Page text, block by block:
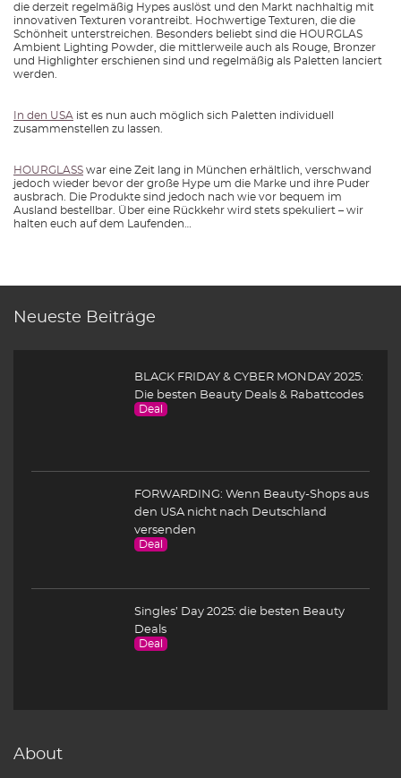
die derzeit regelmäßig Hypes auslöst und den Markt nachhaltig mit
innovativen Texturen vorantreibt. Hochwertige Texturen, die die
Schönheit unterstreichen. Besonders beliebt sind die HOURGLAS
Ambient Lighting Powder, die mittlerweile auch als Rouge, Bronzer
und Highlighter erschienen sind und regelmäßig als Paletten lanciert
werden.
In den USA ist es nun auch möglich sich Paletten individuell
zusammenstellen zu lassen.
HOURGLASS war eine Zeit lang in München erhältlich, verschwand
jedoch wieder bevor der große Hype um die Marke und ihre Puder
ausbrach. Die Produkte sind jedoch nach wie vor bequem im
Ausland bestellbar. Über eine Rückkehr wird stets spekuliert – wir
halten euch auf dem Laufenden…
Neueste Beiträge
BLACK FRIDAY & CYBER MONDAY 2025:
Die besten Beauty Deals & Rabattcodes
Deal
FORWARDING: Wenn Beauty-Shops aus
den USA nicht nach Deutschland
versenden
Deal
Singles’ Day 2025: die besten Beauty
Deals
Deal
About